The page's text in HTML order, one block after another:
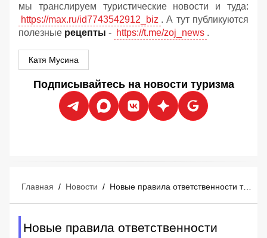
мы транслируем туристические новости и туда:
https://max.ru/id7743542912_biz . А тут публикуются
полезные рецепты - https://t.me/zoj_news .
Катя Мусина
Подписывайтесь на новости туризма
Главная / Новости / Новые правила ответственности туроператоров и турагентов: что изменится
Новые правила ответственности